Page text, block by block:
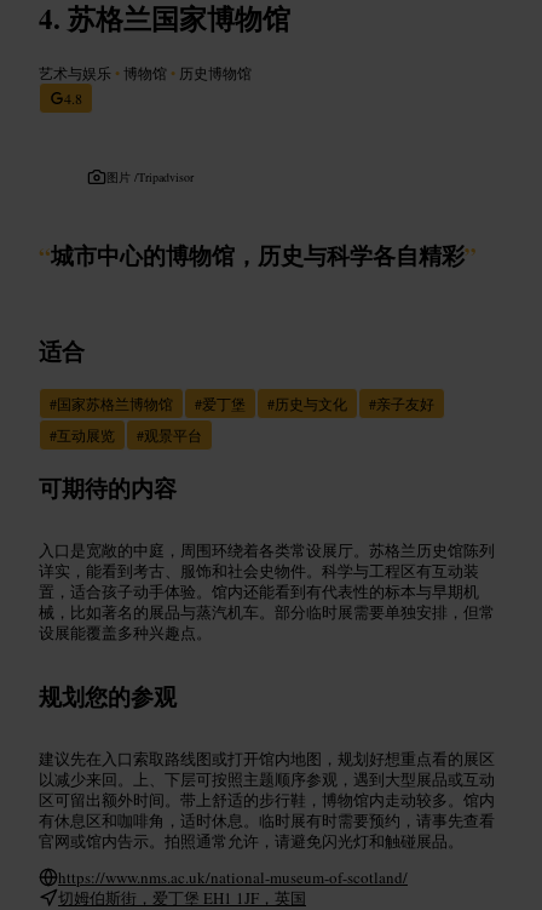
苏格兰国家博物馆
艺术与娱乐 •博物馆 • 历史博物馆
4.8
图片 /Tripadvisor
“城市中心的博物馆，历史与科学各自精彩”
适合
#国家苏格兰博物馆 #爱丁堡 #历史与文化 #亲子友好
#互动展览 #观景平台
可期待的内容
入口是宽敞的中庭，周围环绕着各类常设展厅。苏格兰历史馆陈列
详实，能看到考古、服饰和社会史物件。科学与工程区有互动装
置，适合孩子动手体验。馆内还能看到有代表性的标本与早期机
械，比如著名的展品与蒸汽机车。部分临时展需要单独安排，但常
设展能覆盖多种兴趣点。
规划您的参观
建议先在入口索取路线图或打开馆内地图，规划好想重点看的展区
以减少来回。上、下层可按照主题顺序参观，遇到大型展品或互动
区可留出额外时间。带上舒适的步行鞋，博物馆内走动较多。馆内
有休息区和咖啡角，适时休息。临时展有时需要预约，请事先查看
官网或馆内告示。拍照通常允许，请避免闪光灯和触碰展品。
https://www.nms.ac.uk/national-museum-of-scotland/
切姆伯斯街，爱丁堡 EH1 1JF，英国